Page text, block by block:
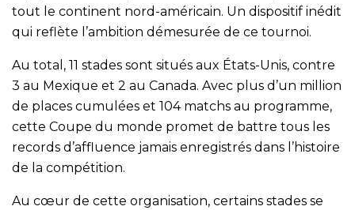
tout le continent nord-américain. Un dispositif inédit
qui reflète l’ambition démesurée de ce tournoi.
Au total, 11 stades sont situés aux États-Unis, contre
3 au Mexique et 2 au Canada. Avec plus d’un million
de places cumulées et 104 matchs au programme,
cette Coupe du monde promet de battre tous les
records d’affluence jamais enregistrés dans l’histoire
de la compétition.
Au cœur de cette organisation, certains stades se